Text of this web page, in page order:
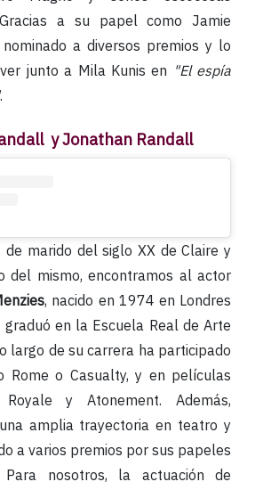
a su papel como Jamie
a diversos premios y lo
junto a Mila Kunis en "El espía
.
y Jonathan Randall
marido del siglo XX de Claire y
del mismo, encontramos al actor
, nacido en 1974 en Londres
en la Escuela Real de Arte
largo de su carrera ha participado
Rome o Casualty, y en películas
y Atonement. Además,
amplia trayectoria en teatro y
a varios premios por sus papeles
Para nosotros, la actuación de